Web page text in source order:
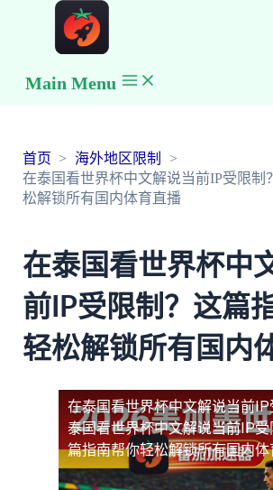
Main Menu
首页
海外地区限制
在泰国看世界杯中文解说当前IP受限制
松解锁所有国内体育直播
在泰国看世界杯中
前IP受限制？这篇
轻松解锁所有国内
在泰国看世界杯中文解说当前IP
泰国看世界杯中文解说当前IP受
篇指南帮你轻松解锁所有国内体